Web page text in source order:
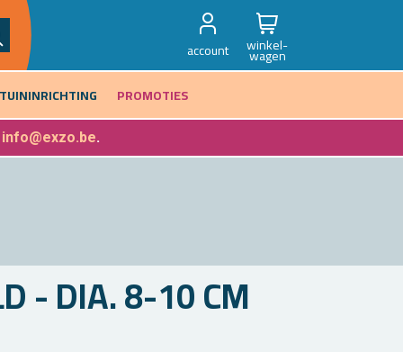
account winkel-
wagen
TUININRICHTING PROMOTIES
info@exzo.be.
- DIA. 8-10 CM